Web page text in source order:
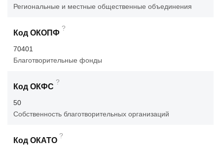
Региональные и местные общественные объединения
Код ОКОПФ
?
70401
Благотворительные фонды
Код ОКФС
?
50
Собственность благотворительных организаций
Код ОКАТО
?